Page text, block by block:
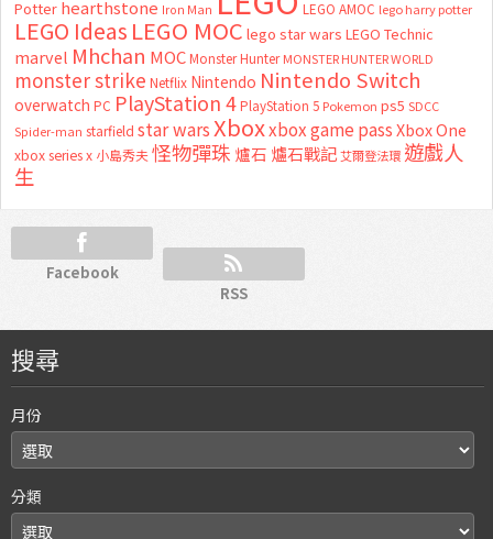
Potter hearthstone Iron Man LEGO AMOC lego harry potter
LEGO Ideas LEGO MOC lego star wars LEGO Technic
marvel Mhchan MOC Monster Hunter MONSTER HUNTER WORLD
monster strike Netflix Nintendo Nintendo Switch
overwatch PC PlayStation 4 PlayStation 5 Pokemon ps5 SDCC
Spider-man starfield star warsXboxxbox game passXbox One
xbox series x 小島秀夫怪物彈珠 爐石 爐石戰記艾爾登法環 遊戲人
生
Facebook
RSS
搜尋
月份
分類